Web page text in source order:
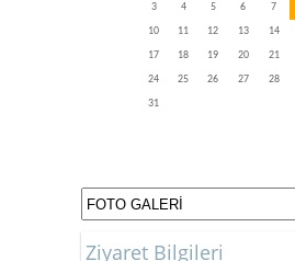
3
4 5 6 7
10
11 12 13 14
17
18 19 20 21
24
25 26 27 28
31
Ziyaret Bilgileri